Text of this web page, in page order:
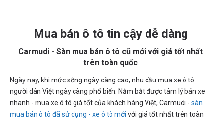
Mua bán ô tô tin cậy dễ dàng
Carmudi - Sàn mua bán ô tô cũ mới với giá tốt nhất
trên toàn quốc
Ngày nay, khi mức sống ngày càng cao, nhu cầu mua xe ô tô
người dân Việt ngày càng phổ biến. Nắm bắt được tâm lý bán xe
nhanh - mua xe ô tô giá tốt của khách hàng Việt, Carmudi - sàn
mua bán ô tô đã sử dụng - xe ô tô mới với giá tốt nhất trên toàn